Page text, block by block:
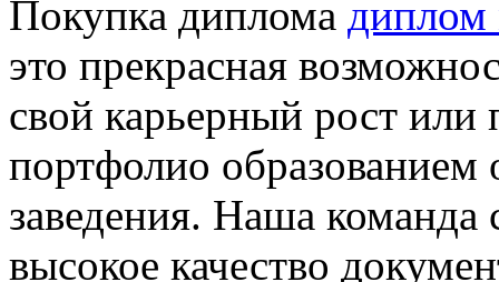
Покупка диплома диплом
это прекрасная
свой карьерный рост или
портфолио образованием
заведения. Наша команда
высокое качество